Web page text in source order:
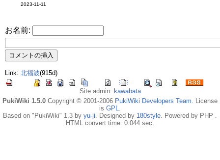
2023-11-11
お名前:
Link: 北福波(915d)
Site admin: kawabata
PukiWiki 1.5.0 Copyright © 2001-2006 PukiWiki Developers Team. License
is GPL.
Based on "PukiWiki" 1.3 by yu-ji. Designed by 180style. Powered by PHP .
HTML convert time: 0.044 sec.